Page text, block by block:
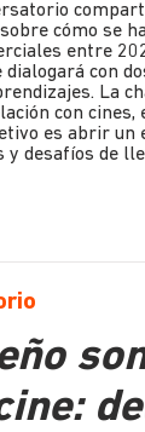
cómo se
entre
dialogará con
La
con cines,
es abrir
y desafíos de